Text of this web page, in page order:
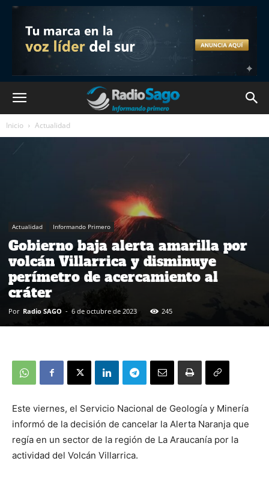
Inicio Actualidad
Actualidad Informando Primero
Gobierno baja alerta amarilla por
volcán Villarrica y disminuye
perímetro de acercamiento al
cráter
Por Radio SAGO - 6 de octubre de 2023 245
Este viernes, el Servicio Nacional de Geología y Minería
informó de la decisión de cancelar la Alerta Naranja que
regía en un sector de la región de La Araucanía por la
actividad del Volcán Villarrica.